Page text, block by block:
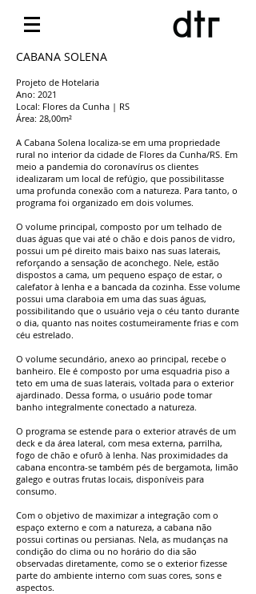
CABANA SOLENA
Projeto de Hotelaria
Ano: 2021
Local: Flores da Cunha | RS
Área: 28,00m²
A Cabana Solena localiza-se em uma propriedade
rural no interior da cidade de Flores da Cunha/RS. Em
meio a pandemia do coronavírus os clientes
idealizaram um local de refúgio, que possibilitasse
uma profunda conexão com a natureza. Para tanto, o
programa foi organizado em dois volumes.
O volume principal, composto por um telhado de
duas águas que vai até o chão e dois panos de vidro,
possui um pé direito mais baixo nas suas laterais,
reforçando a sensação de aconchego. Nele, estão
dispostos a cama, um pequeno espaço de estar, o
calefator à lenha e a bancada da cozinha. Esse volume
possui uma claraboia em uma das suas águas,
possibilitando que o usuário veja o céu tanto durante
o dia, quanto nas noites costumeiramente frias e com
céu estrelado.
O volume secundário, anexo ao principal, recebe o
banheiro. Ele é composto por uma esquadria piso a
teto em uma de suas laterais, voltada para o exterior
ajardinado. Dessa forma, o usuário pode tomar
banho integralmente conectado a natureza.
O programa se estende para o exterior através de um
deck e da área lateral, com mesa externa, parrilha,
fogo de chão e ofurô à lenha. Nas proximidades da
cabana encontra-se também pés de bergamota, limão
galego e outras frutas locais, disponíveis para
consumo.
Com o objetivo de maximizar a integração com o
espaço externo e com a natureza, a cabana não
possui cortinas ou persianas. Nela, as mudanças na
condição do clima ou no horário do dia são
observadas diretamente, como se o exterior fizesse
parte do ambiente interno com suas cores, sons e
aspectos.